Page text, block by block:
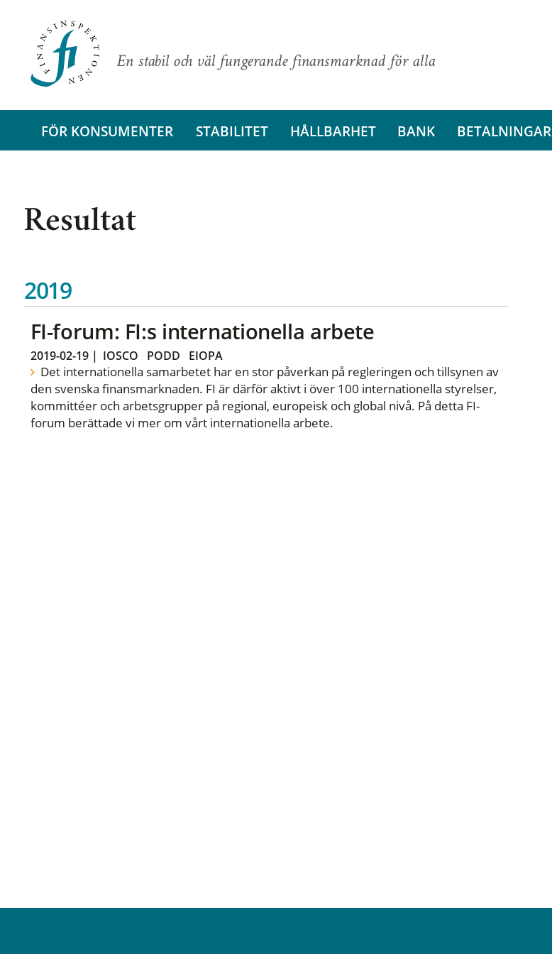
En stabil och väl fungerande finansmarknad för alla
FÖR KONSUMENTER STABILITET HÅLLBARHET BANK BETALNINGAR
Resultat
2019
FI-forum: FI:s internationella arbete
2019-02-19| IOSCO PODD EIOPA
Det internationella samarbetet har en stor påverkan på regleringen och tillsynen av
den svenska finansmarknaden. FI är därför aktivt i över 100 internationella styrelser,
kommittéer och arbetsgrupper på regional, europeisk och global nivå. På detta FI-
forum berättade vi mer om vårt internationella arbete.